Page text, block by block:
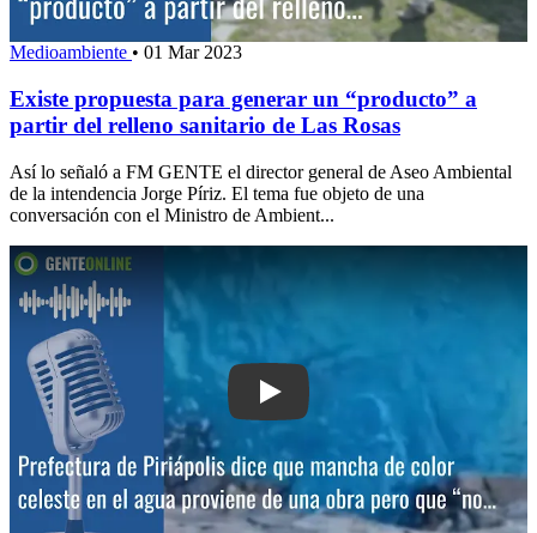
Medioambiente • 01 Mar 2023
Existe propuesta para generar un “producto” a
partir del relleno sanitario de Las Rosas
Así lo señaló a FM GENTE el director general de Aseo Ambiental
de la intendencia Jorge Píriz. El tema fue objeto de una
conversación con el Ministro de Ambient...
Play: Prefectura de Piriápolis dice